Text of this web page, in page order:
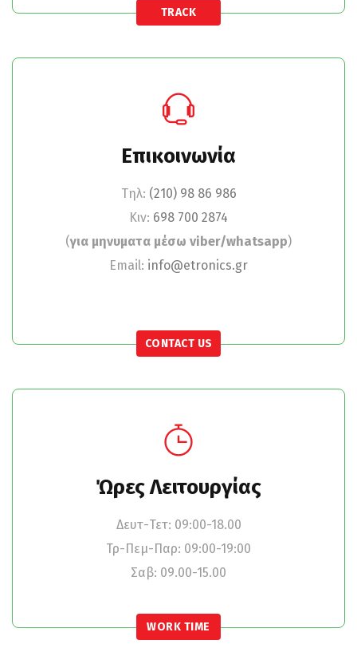
TRACK
Επικοινωνία
Tηλ: (210) 98 86 986
Κιν: 698 700 2874
(για μηνυματα μέσω viber/whatsapp)
Email: info@etronics.gr
CONTACT US
Ώρες Λειτουργίας
Δευτ-Τετ: 09:00-18.00
Τρ-Πεμ-Παρ: 09:00-19:00
Σαβ: 09.00-15.00
WORK TIME